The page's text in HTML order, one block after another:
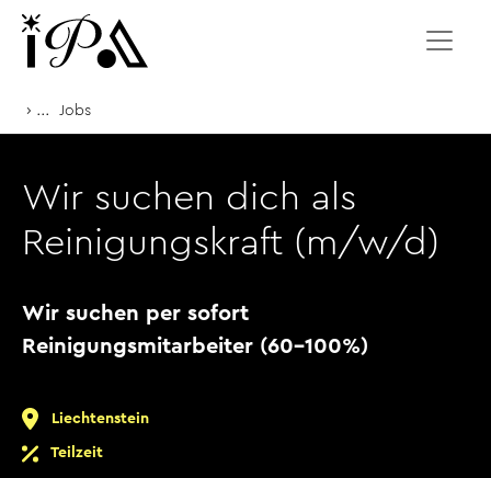
Zum Inhalt springen
› ... Jobs
Wir suchen dich als
Reinigungskraft (m/w/d)
Wir suchen per sofort
Reinigungsmitarbeiter (60-100%)
Liechtenstein
Teilzeit